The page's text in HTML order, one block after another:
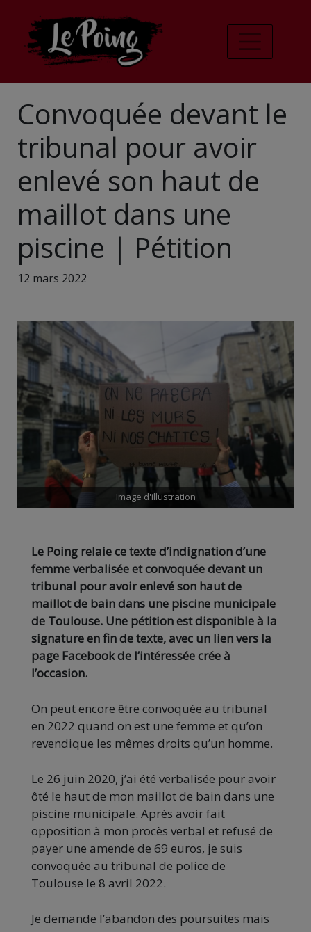
Convoquée devant le
tribunal pour avoir
enlevé son haut de
maillot dans une
piscine | Pétition
12 mars 2022
Image d'illustration
Le Poing relaie ce texte d’indignation d’une
femme verbalisée et convoquée devant un
tribunal pour avoir enlevé son haut de
maillot de bain dans une piscine municipale
de Toulouse. Une pétition est disponible à la
signature en fin de texte, avec un lien vers la
page Facebook de l’intéressée crée à
l’occasion.
On peut encore être convoquée au tribunal
en 2022 quand on est une femme et qu’on
revendique les mêmes droits qu’un homme.
Le 26 juin 2020, j’ai été verbalisée pour avoir
ôté le haut de mon maillot de bain dans une
piscine municipale. Après avoir fait
opposition à mon procès verbal et refusé de
payer une amende de 69 euros, je suis
convoquée au tribunal de police de
Toulouse le 8 avril 2022.
Je demande l’abandon des poursuites mais